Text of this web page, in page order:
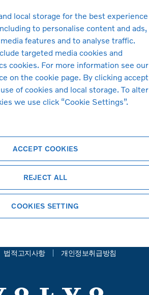
모델
S60
자동차 공식 홈페이지
법적고지사항 개인정보취급방침
local storage for the best experience
to personalise content and ads,
features and to analyse traffic.
targeted media cookies and
cookies. For more information see our
on the cookie page. By clicking accept
of cookies and local storage. To alter
we use click “Cookie Settings”.
ACCEPT COOKIES
REJECT ALL
COOKIES SETTING